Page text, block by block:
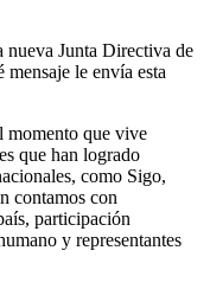
nueva Junta Directiva de
le envía esta
momento que vive
que han logrado
como Sigo,
contamos con
participación
y representantes